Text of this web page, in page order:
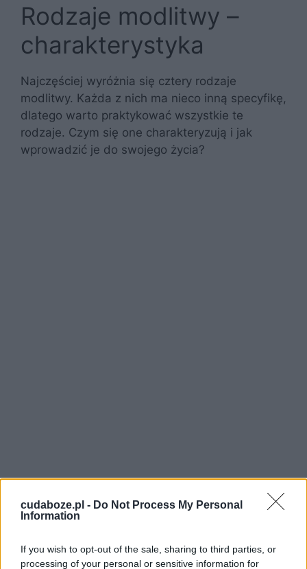
cudaboze.pl - Do Not Process My Personal
Information
If you wish to opt-out of the sale, sharing to third parties, or
processing of your personal or sensitive information for
Rodzaje modlitwy –
charakterystyka
Najczęściej wyróżnia się cztery rodzaje
modlitwy. Każda z nich ma nieco inną specyfikę,
dlatego warto praktykować wszystkie te
rodzaje. Czym się one charakteryzują i jak
wprowadzić je do swojego życia?
Modlitwa prośby – przed rozpoczęciem
modlitwy prośby, warto zastanowić się
a także nad tym, co pozostaje w sferze
pragnień bliskich. Ważne jest to, aby